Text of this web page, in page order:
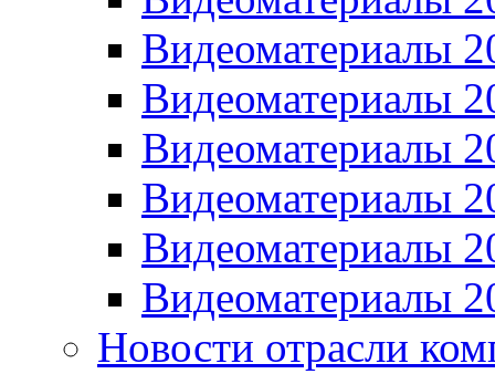
Видеоматериалы
Видеоматериалы
Видеоматериалы
Видеоматериалы
Видеоматериалы
Видеоматериалы
Новости отрасли